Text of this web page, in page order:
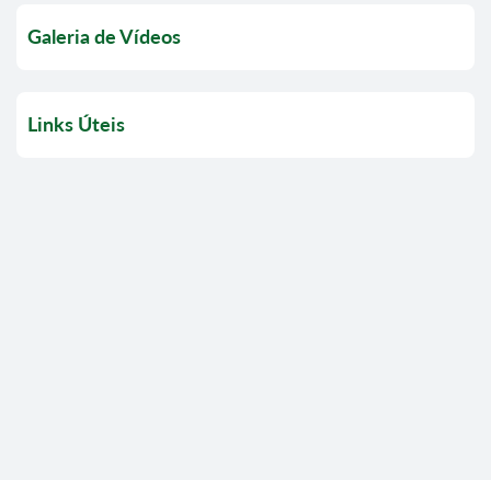
Galeria de Vídeos
Links Úteis